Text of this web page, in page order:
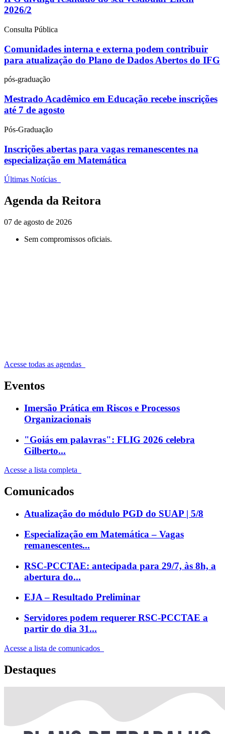
2026/2
Consulta Pública
Comunidades interna e externa podem contribuir
para atualização do Plano de Dados Abertos do IFG
pós-graduação
Mestrado Acadêmico em Educação recebe inscrições
até 7 de agosto
Pós-Graduação
Inscrições abertas para vagas remanescentes na
especialização em Matemática
Últimas Notícias
Agenda da Reitora
07 de agosto de 2026
Sem compromissos oficiais.
Acesse todas as agendas
Eventos
Imersão Prática em Riscos e Processos
Organizacionais
"Goiás em palavras": FLIG 2026 celebra
Gilberto...
Acesse a lista completa
Comunicados
Atualização do módulo PGD do SUAP | 5/8
Especialização em Matemática – Vagas
remanescentes...
RSC-PCCTAE: antecipada para 29/7, às 8h, a
abertura do...
EJA – Resultado Preliminar
Servidores podem requerer RSC-PCCTAE a
partir do dia 31...
Acesse a lista de comunicados
Destaques